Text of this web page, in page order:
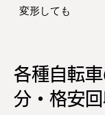
変形しても
各種自転
分・格安